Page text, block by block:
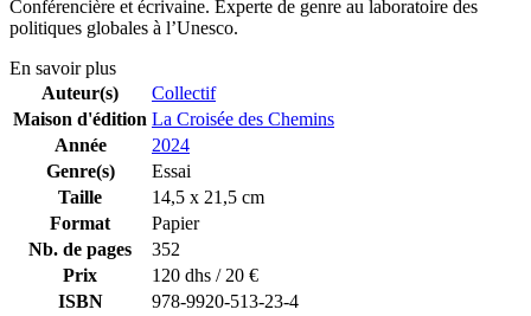
Conférencière et écrivaine. Experte de genre au laboratoire des
politiques globales à l’Unesco.
En savoir plus
Auteur(s)
Collectif
Maison d'édition La Croisée des Chemins
Année
2024
Genre(s)
Essai
Taille
14,5 x 21,5 cm
Format
Papier
Nb. de pages
352
Prix
120 dhs / 20 €
ISBN
978-9920-513-23-4